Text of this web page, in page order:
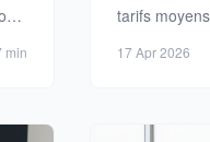
min
tarifs
17 Apr 2026